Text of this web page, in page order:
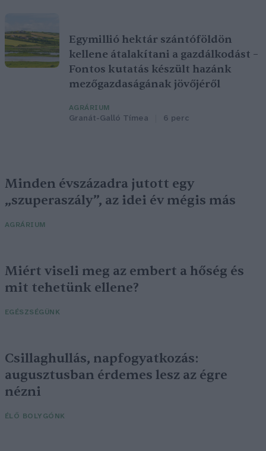
Egymillió hektár szántóföldön
kellene átalakítani a gazdálkodást –
Fontos kutatás készült hazánk
mezőgazdaságának jövőjéről
AGRÁRIUM
Granát-Galló Tímea 6 perc
Minden évszázadra jutott egy
„szuperaszály”, az idei év mégis más
AGRÁRIUM
Miért viseli meg az embert a hőség és
mit tehetünk ellene?
EGÉSZSÉGÜNK
Csillaghullás, napfogyatkozás:
augusztusban érdemes lesz az égre
nézni
ÉLŐ BOLYGÓNK